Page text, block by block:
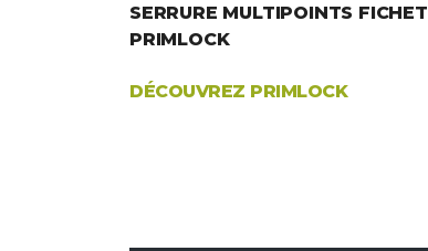
SERRURE MULTIPOINTS FICHET
PRIMLOCK
DÉCOUVREZ PRIMLOCK